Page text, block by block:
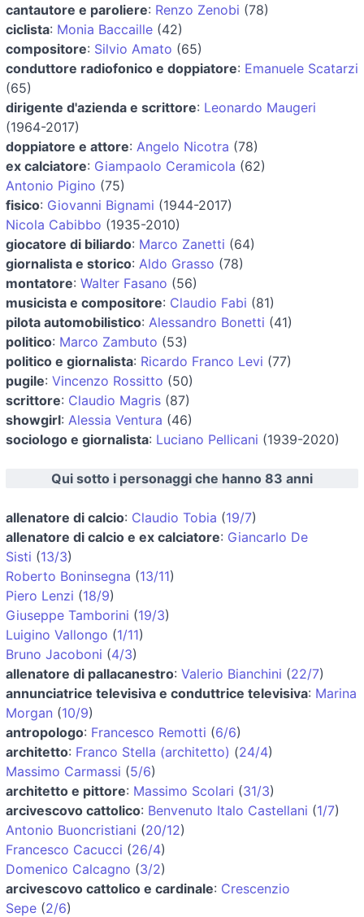
cantautore e paroliere: Renzo Zenobi (78)
ciclista: Monia Baccaille (42)
compositore: Silvio Amato (65)
conduttore radiofonico e doppiatore: Emanuele Scatarzi
(65)
dirigente d'azienda e scrittore: Leonardo Maugeri
(1964-2017)
doppiatore e attore: Angelo Nicotra (78)
ex calciatore: Giampaolo Ceramicola (62)
Antonio Pigino (75)
fisico: Giovanni Bignami (1944-2017)
Nicola Cabibbo (1935-2010)
giocatore di biliardo: Marco Zanetti (64)
giornalista e storico: Aldo Grasso (78)
montatore: Walter Fasano (56)
musicista e compositore: Claudio Fabi (81)
pilota automobilistico: Alessandro Bonetti (41)
politico: Marco Zambuto (53)
politico e giornalista: Ricardo Franco Levi (77)
pugile: Vincenzo Rossitto (50)
scrittore: Claudio Magris (87)
showgirl: Alessia Ventura (46)
sociologo e giornalista: Luciano Pellicani (1939-2020)
Qui sotto i personaggi che hanno 83 anni
allenatore di calcio: Claudio Tobia (19/7)
allenatore di calcio e ex calciatore: Giancarlo De
Sisti (13/3)
Roberto Boninsegna (13/11)
Piero Lenzi (18/9)
Giuseppe Tamborini (19/3)
Luigino Vallongo (1/11)
Bruno Jacoboni (4/3)
allenatore di pallacanestro: Valerio Bianchini (22/7)
annunciatrice televisiva e conduttrice televisiva: Marina
Morgan (10/9)
antropologo: Francesco Remotti (6/6)
architetto: Franco Stella (architetto) (24/4)
Massimo Carmassi (5/6)
architetto e pittore: Massimo Scolari (31/3)
arcivescovo cattolico: Benvenuto Italo Castellani (1/7)
Antonio Buoncristiani (20/12)
Francesco Cacucci (26/4)
Domenico Calcagno (3/2)
arcivescovo cattolico e cardinale: Crescenzio
Sepe (2/6)